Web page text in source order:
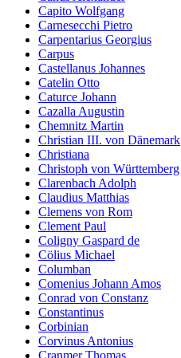
Capito Wolfgang
Carnesecchi Pietro
Carpentarius Georgius
Carpus
Castellanus Johannes
Catelin Otto
Caturce Johann
Cazalla Augustin
Chemnitz Martin
Christian III. von Dänemark
Christiana
Christoph von Württemberg
Clarenbach Adolph
Claudius Matthias
Clemens von Rom
Clement Paul
Coligny Gaspard de
Cölius Michael
Columban
Comenius Johann Amos
Conrad von Constanz
Constantinus
Corbinian
Corvinus Antonius